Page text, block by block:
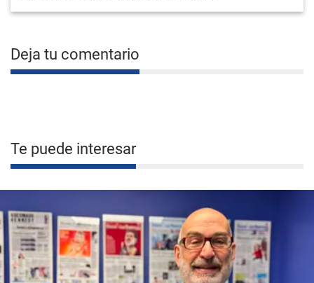
Deja tu comentario
Te puede interesar